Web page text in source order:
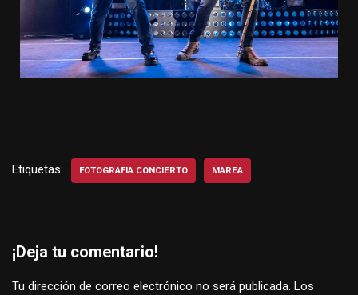
Etiquetas: FOTOGRAFIA CONCIERTO MAREA
¡Deja tu comentario!
Tu dirección de correo electrónico no será publicada. Los